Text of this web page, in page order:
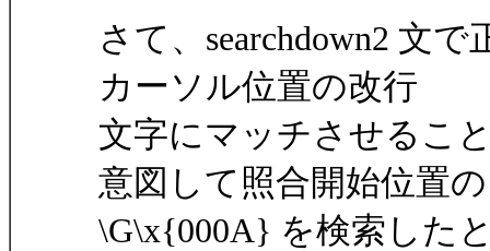
さて、searchdown2 文
カーソル位置の改行
文字にマッチさせるこ
意図して照合開始位置
\G\x{000A} を検索した